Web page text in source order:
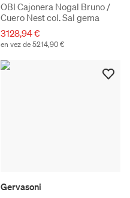
OBI Cajonera Nogal Bruno /
Cuero Nest col. Sal gema
3128,94 €
en vez de 5214,90 €
Gervasoni